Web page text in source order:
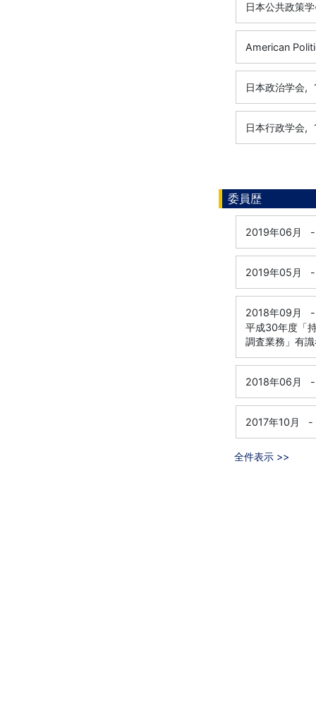
日本公共政策
American
日本政治学会,
日本行政学会,
委員歴
2019年06月 -
2019年05月 -
2018年09月
-
平成30年度「
調査業務」有
2018年06月 -
2017年10月 -
全件表示 >>